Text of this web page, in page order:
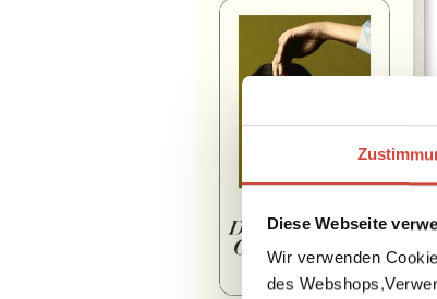
Diese Webseite
Wir verwenden
des